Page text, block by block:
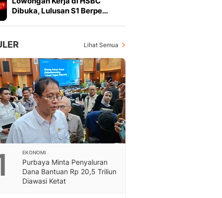
Dibuka, Lulusan S1 Berpe…
Lihat Semua
EKONOMI
Purbaya Minta Penyaluran
Dana Bantuan Rp 20,5 Triliun
Diawasi Ketat